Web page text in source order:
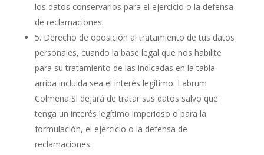
los datos conservarlos para el ejercicio o la defensa
de reclamaciones.
5. Derecho de oposición al tratamiento de tus datos
personales, cuando la base legal que nos habilite
para su tratamiento de las indicadas en la tabla
arriba incluida sea el interés legítimo. Labrum
Colmena Sl dejará de tratar sus datos salvo que
tenga un interés legítimo imperioso o para la
formulación, el ejercicio o la defensa de
reclamaciones.